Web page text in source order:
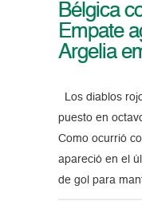
Bélgica
Empate
Argelia
Los diablos
puesto en
Como ocurrió
apareció en el
de gol para